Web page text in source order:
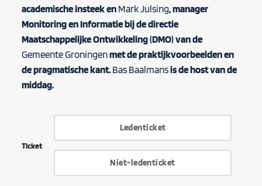
academische insteek en Mark Julsing, manager
Monitoring en Informatie bij de directie
Maatschappelijke Ontwikkeling (DMO) van de
Gemeente Groningenmet de praktijkvoorbeelden en
de pragmatische kant. Bas Baalmansis de host van de
middag.
Ticket
Ledenticket
Niet-ledenticket